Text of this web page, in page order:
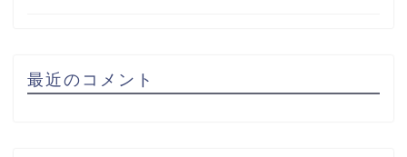
最近のコメント